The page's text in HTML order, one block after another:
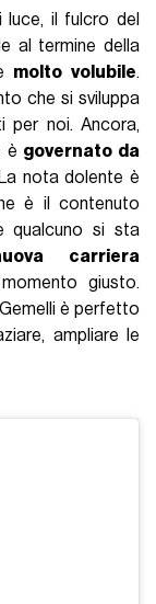
luce, il fulcro del
al termine della
molto volubile.
che si sviluppa
per noi. Ancora,
è governato da
nota dolente è
è il contenuto
qualcuno si sta
carriera
giusto.
è perfetto
ampliare le